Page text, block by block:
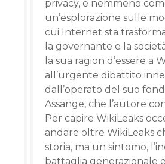
privacy, e nemmeno
un’esplorazione sulle
cui Internet sta
la governante e la
la sua ragion d’essere a
all’urgente dibattito
dall’operato del suo
Assange, che l’autore
Per capire WikiLeaks
andare oltre WikiLeaks
storia, ma un sintomo,
battaglia generazionale